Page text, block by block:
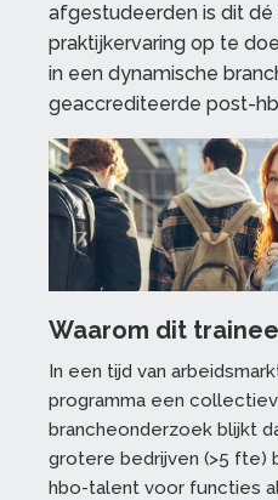
afgestudeerden is dit dé
praktijkervaring op te
in een dynamische
geaccrediteerde post-
Waarom dit
In een tijd van
programma een
brancheonderzoek blijkt
grotere bedrijven (>5 fte)
hbo-talent voor functies